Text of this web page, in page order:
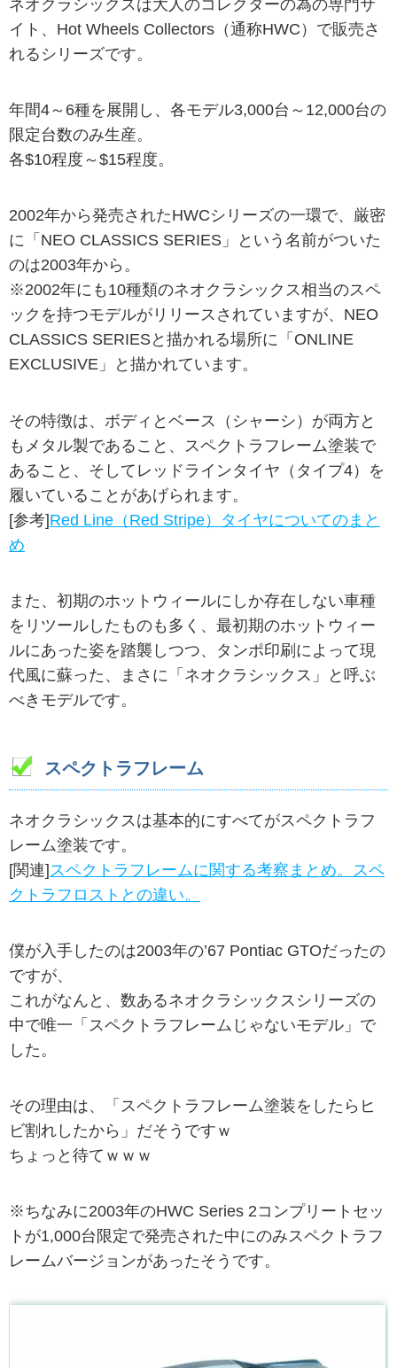
ネオクラシックスは大人のコレクターの為の専門サ
イト、Hot Wheels Collectors（通称HWC）で販売さ
れるシリーズです。
年間4～6種を展開し、各モデル3,000台～12,000台の
限定台数のみ生産。
各$10程度～$15程度。
2002年から発売されたHWCシリーズの一環で、厳密
に「NEO CLASSICS SERIES」という名前がついた
のは2003年から。
※2002年にも10種類のネオクラシックス相当のスペ
ックを持つモデルがリリースされていますが、NEO
CLASSICS SERIESと描かれる場所に「ONLINE
EXCLUSIVE」と描かれています。
その特徴は、ボディとベース（シャーシ）が両方と
もメタル製であること、スペクトラフレーム塗装で
あること、そしてレッドラインタイヤ（タイプ4）を
履いていることがあげられます。
[参考]Red Line（Red Stripe）タイヤについてのまと
め
また、初期のホットウィールにしか存在しない車種
をリツールしたものも多く、最初期のホットウィー
ルにあった姿を踏襲しつつ、タンポ印刷によって現
代風に蘇った、まさに「ネオクラシックス」と呼ぶ
べきモデルです。
スペクトラフレーム
ネオクラシックスは基本的にすべてがスペクトラフ
レーム塗装です。
[関連] スペクトラフレームに関する考察まとめ。スペ
クトラフロストとの違い。
僕が入手したのは2003年の’67 Pontiac GTOだったの
ですが、
これがなんと、数あるネオクラシックスシリーズの
中で唯一「スペクトラフレームじゃないモデル」で
した。
その理由は、「スペクトラフレーム塗装をしたらヒ
ビ割れしたから」だそうですｗ
ちょっと待てｗｗｗ
※ちなみに2003年のHWC Series 2コンプリートセッ
トが1,000台限定で発売された中にのみスペクトラフ
レームバージョンがあったそうです。